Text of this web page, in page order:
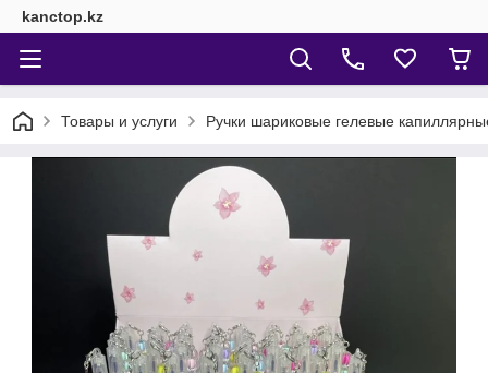
kanctop.kz
Товары и услуги Ручки шариковые гелевые